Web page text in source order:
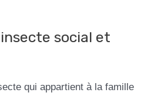
social et
qui appartient à la famille